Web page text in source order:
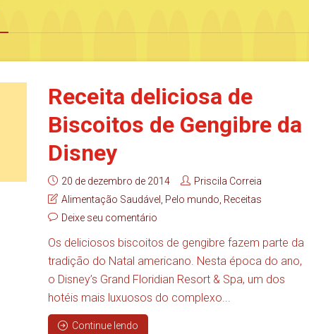
Receita deliciosa de
Biscoitos de Gengibre da
Disney
20 de dezembro de 2014
Priscila Correia
Alimentação Saudável
Pelo mundo Receitas
Deixe seu comentário
Os deliciosos biscoitos de gengibre fazem parte da
tradição do Natal americano. Nesta época do ano,
o Disney’s Grand Floridian Resort & Spa, um dos
hotéis mais luxuosos do complexo...
Continue lendo